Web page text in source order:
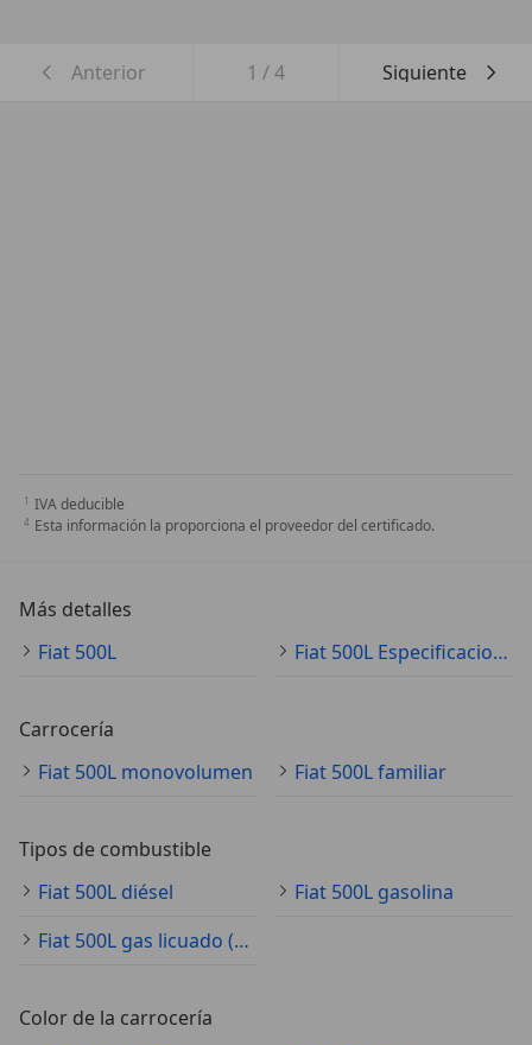
Anterior 1 /4 Siguiente
IVA deducible
Esta información la proporciona el proveedor del certificado.
Más detalles
Fiat 500L
Fiat 500L Especificaciones técnicas
Carrocería
Fiat 500L monovolumen
Fiat 500L familiar
Tipos de combustible
Fiat 500L diésel
Fiat 500L gasolina
Fiat 500L gas licuado (GLP)
Color de la carrocería